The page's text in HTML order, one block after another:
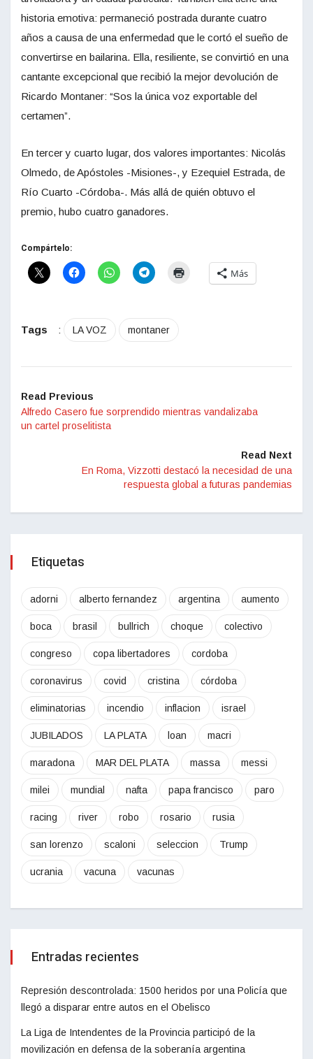
historia emotiva: permaneció postrada durante cuatro
años a causa de una enfermedad que le cortó el sueño de
convertirse en bailarina. Ella, resiliente, se convirtió en una
cantante excepcional que recibió la mejor devolución de
Ricardo Montaner: “Sos la única voz exportable del
certamen”.
En tercer y cuarto lugar, dos valores importantes: Nicolás
Olmedo, de Apóstoles -Misiones-, y Ezequiel Estrada, de
Río Cuarto -Córdoba-. Más allá de quién obtuvo el
premio, hubo cuatro ganadores.
Compártelo:
Más
Tags : LA VOZ montaner
Read Previous
Alfredo Casero fue sorprendido mientras vandalizaba
un cartel proselitista
Read Next
En Roma, Vizzotti destacó la necesidad de una
respuesta global a futuras pandemias
Etiquetas
adorni alberto fernandez argentina aumento
boca brasil bullrich choque colectivo
congreso copa libertadores cordoba
coronavirus covid cristina córdoba
eliminatorias incendio inflacion israel
JUBILADOS LA PLATA loan macri
maradona MAR DEL PLATA massa messi
milei mundial nafta papa francisco paro
racing river robo rosario rusia
san lorenzo scaloni seleccion Trump
ucrania vacuna vacunas
Entradas recientes
Represión descontrolada: 1500 heridos por una Policía que
llegó a disparar entre autos en el Obelisco
La Liga de Intendentes de la Provincia participó de la
movilización en defensa de la soberanía argentina